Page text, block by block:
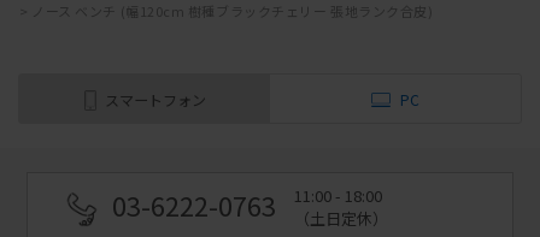
ノース ベンチ (幅120cm 樹種ブラックチェリー 張地ランク合皮)
スマートフォン PC
03-6222-0763
11:00 - 18:00
（土日定休）